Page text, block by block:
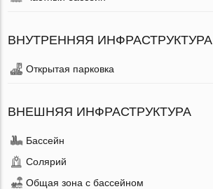
ВНУТРЕННЯЯ ИНФРАСТРУКТУРА
Открытая парковка
ВНЕШНЯЯ ИНФРАСТРУКТУРА
Бассейн
Солярий
Общая зона с бассейном